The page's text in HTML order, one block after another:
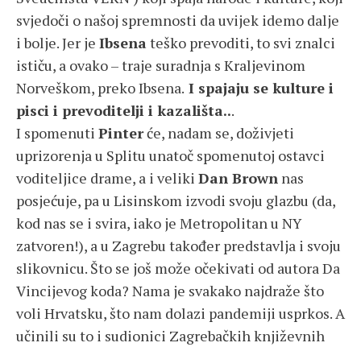
svjedoči o našoj spremnosti da uvijek idemo dalje
i bolje. Jer je Ibsena teško prevoditi, to svi znalci
ističu, a ovako – traje suradnja s Kraljevinom
Norveškom, preko Ibsena. I spajaju se kulture i
pisci i prevoditelji i kazališta...
I spomenuti Pinterće, nadam se, doživjeti
uprizorenja u Splitu unatoč spomenutoj ostavci
voditeljice drame, a i veliki Dan Brown nas
posjećuje, pa u Lisinskom izvodi svoju glazbu (da,
kod nas se i svira, iako je Metropolitan u NY
zatvoren!), a u Zagrebu također predstavlja i svoju
slikovnicu. Što se još može očekivati od autora Da
Vincijevog koda? Nama je svakako najdraže što
voli Hrvatsku, što nam dolazi pandemiji usprkos. A
učinili su to i sudionici Zagrebačkih književnih